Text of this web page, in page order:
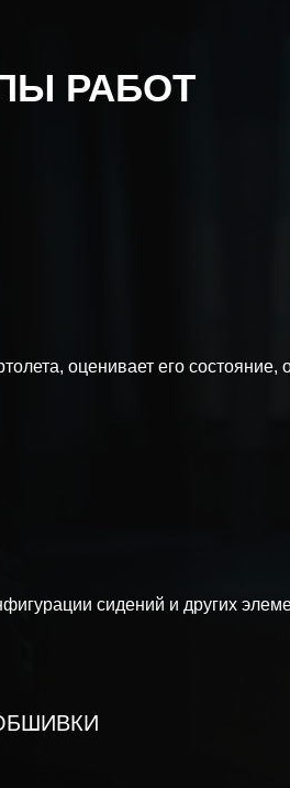
РАБОТ
оценивает его состояние,
сидений и других